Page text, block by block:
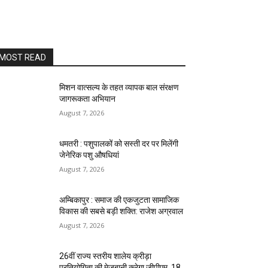
READ
मिशन वात्सल्य के तहत व्यापक बाल संरक्षण
जागरूकता अभियान
August 7, 2026
धमतरी : पशुपालकों को सस्ती दर पर मिलेंगी
जेनेरिक पशु औषधियां
August 7, 2026
अम्बिकापुर : समाज की एकजुटता सामाजिक
विकास की सबसे बड़ी शक्ति: राजेश अग्रवाल
August 7, 2026
26वीं राज्य स्तरीय शालेय क्रीड़ा